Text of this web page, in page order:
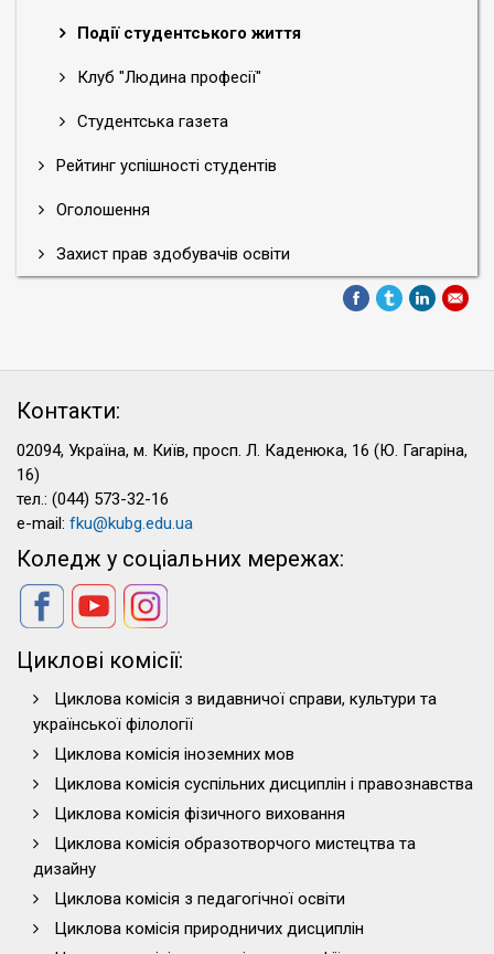
Події студентського життя
Клуб "Людина професії"
Студентська газета
Рейтинг успішності студентів
Оголошення
Захист прав здобувачів освіти
Контакти:
02094, Україна, м. Київ, просп. Л. Каденюка, 16 (Ю. Гагаріна,
16)
тел.: (044) 573-32-16
e-mail: fku@kubg.edu.ua
Коледж у соціальних мережах:
Циклові комісії:
Циклова комісія з видавничої справи, культури та
української філології
Циклова комісія іноземних мов
Циклова комісія суспільних дисциплін і правознавства
Циклова комісія фізичного виховання
Циклова комісія образотворчого мистецтва та
дизайну
Циклова комісія з педагогічної освіти
Циклова комісія природничих дисциплін